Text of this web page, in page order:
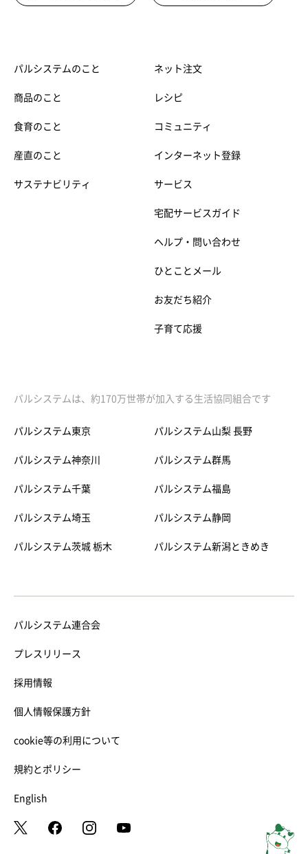
パルシステムのこと
商品のこと
食育のこと
産直のこと
サステナビリティ
ネット注文
レシピ
コミュニティ
インターネット登録
サービス
宅配サービスガイド
ヘルプ・問い合わせ
ひとことメール
お友だち紹介
子育て応援
パルシステムは、約170万世帯が加入する生活協同組合です
パルシステム東京
パルシステム神奈川
パルシステム千葉
パルシステム埼玉
パルシステム茨城 栃木
パルシステム山梨 長野
パルシステム群馬
パルシステム福島
パルシステム静岡
パルシステム新潟ときめき
パルシステム連合会
プレスリリース
採用情報
個人情報保護方針
cookie等の利用について
規約とポリシー
English